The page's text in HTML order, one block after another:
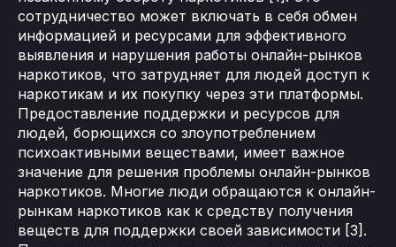
сотрудничество может включать в себя обмен
информацией и ресурсами для эффективного
выявления и нарушения работы онлайн-рынков
наркотиков, что затрудняет для людей доступ к
наркотикам и их покупку через эти платформы.
Предоставление поддержки и ресурсов для
людей, борющихся со злоупотреблением
психоактивными веществами, имеет важное
значение для решения проблемы онлайн-рынков
наркотиков. Многие люди обращаются к онлайн-
рынкам наркотиков как к средству получения
веществ для поддержки своей зависимости [3].